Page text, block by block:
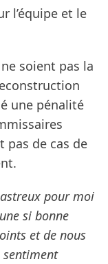
l’équipe et le
soient pas la
une pénalité
pas de cas de
pour moi
si bonne
et de nous
sentiment